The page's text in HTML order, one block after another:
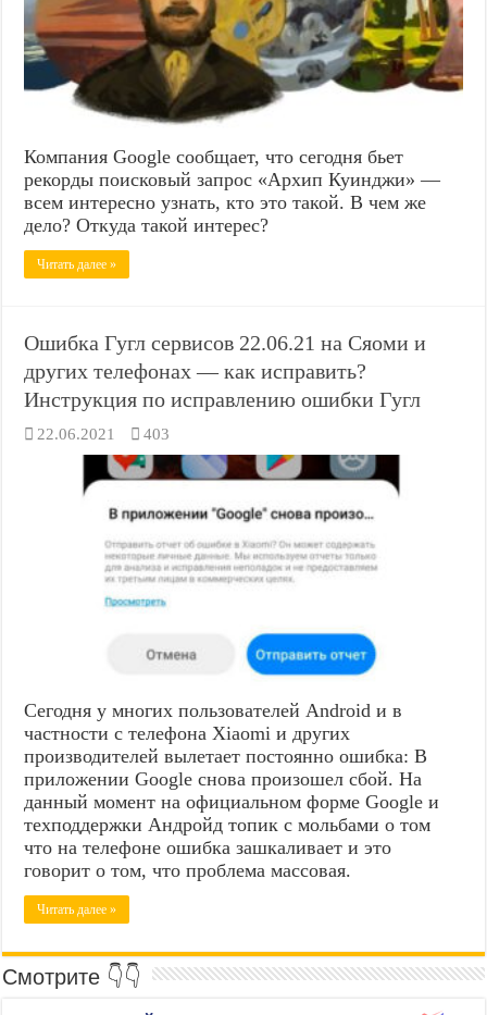
Компания Google сообщает, что сегодня бьет
рекорды поисковый запрос «Архип Куинджи» —
всем интересно узнать, кто это такой. В чем же
дело? Откуда такой интерес?
Читать далее »
Ошибка Гугл сервисов 22.06.21 на Сяоми и
других телефонах — как исправить?
Инструкция по исправлению ошибки Гугл
22.06.2021 403
Сегодня у многих пользователей Android и в
частности с телефона Xiaomi и других
производителей вылетает постоянно ошибка: В
приложении Google снова произошел сбой. На
данный момент на официальном форме Google и
техподдержки Андройд топик с мольбами о том
что на телефоне ошибка зашкаливает и это
говорит о том, что проблема массовая.
Читать далее »
Смотрите 👇👇